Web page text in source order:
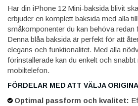
Har din iPhone 12 Mini-baksida blivit
erbjuder en komplett baksida med alla
småkomponenter du kan behöva redan
Denna blåa baksida är perfekt för att
elegans och funktionalitet. Med alla
förinstallerade kan du enkelt och snabbt
mobiltelefon.
FÖRDELAR MED ATT VÄLJA
Optimal passform och kvalitet: